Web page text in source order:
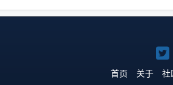
首页 关于 社